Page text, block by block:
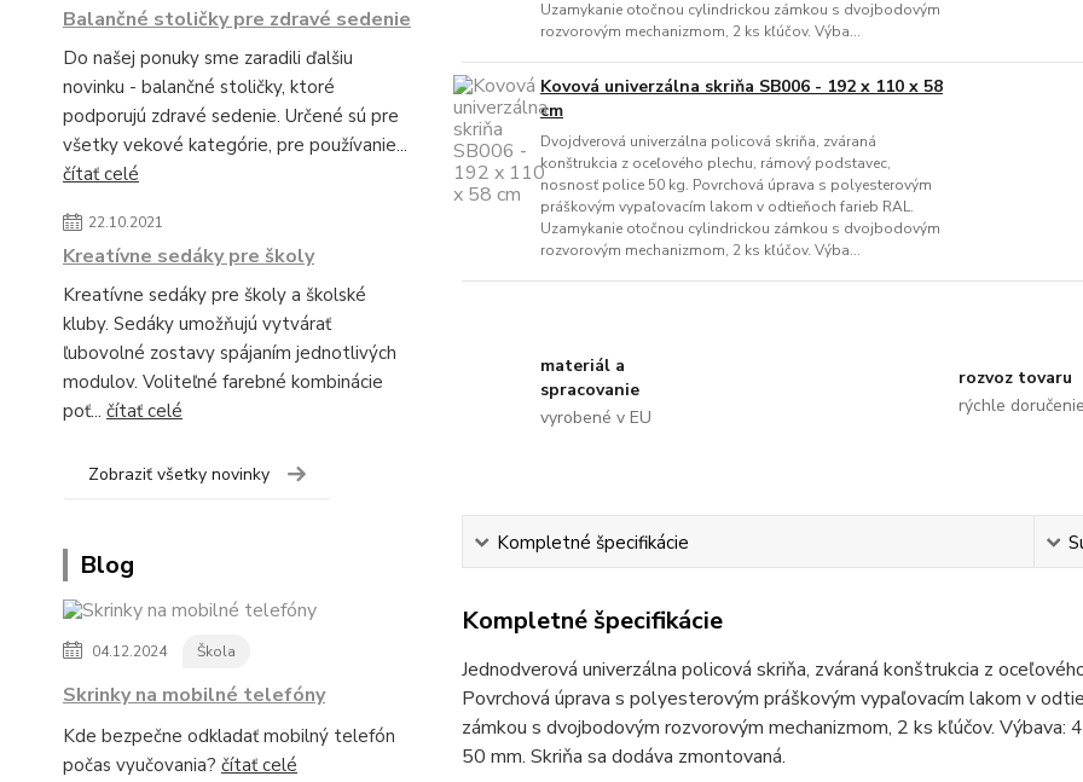
Balančné stoličky pre zdravé sedenie
Do našej ponuky sme zaradili ďalšiu
novinku - balančné stoličky, ktoré
podporujú zdravé sedenie. Určené sú pre
všetky vekové kategórie, pre používanie...
čítať celé
22.10.2021
Kreatívne sedáky pre školy
Kreatívne sedáky pre školy a školské
kluby. Sedáky umožňujú vytvárať
ľubovolné zostavy spájaním jednotlivých
modulov. Voliteľné farebné kombinácie
poť... čítať celé
Zobraziť všetky novinky
Blog
04.12.2024 Škola
Skrinky na mobilné telefóny
Kde bezpečne odkladať mobilný telefón
počas vyučovania? čítať celé
Uzamykanie otočnou cylindrickou zámkou s dvojbodovým
rozvorovým mechanizmom, 2 ks kľúčov. Výba...
Kovová univerzálna skriňa SB006 - 192 x 110 x 58
cm
Dvojdverová univerzálna policová skriňa, zváraná
konštrukcia z oceľového plechu, rámový podstavec,
nosnosť police 50 kg. Povrchová úprava s polyesterovým
práškovým vypaľovacím lakom v odtieňoch farieb RAL.
Uzamykanie otočnou cylindrickou zámkou s dvojbodovým
rozvorovým mechanizmom, 2 ks kľúčov. Výba...
materiál a
spracovanie
vyrobené v EU
rozvoz tovaru
rýchle
Kompletné špecifikácie
Kompletné špecifikácie
Jednodverová univerzálna policová skriňa, zváraná konštrukcia z
Povrchová úprava s polyesterovým práškovým vypaľovacím lakom v
zámkou s dvojbodovým rozvorovým mechanizmom, 2 ks kľúčov.
50 mm. Skriňa sa dodáva zmontovaná.